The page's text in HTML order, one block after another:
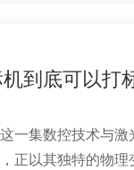
一集数控技术与激
正以其独特的物理